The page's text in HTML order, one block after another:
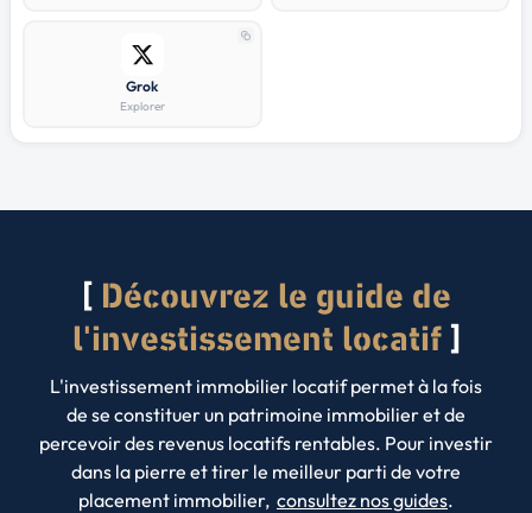
Grok
Explorer
Découvrez le guide de
l'investissement locatif
L'investissement immobilier locatif permet à la fois
de se constituer un patrimoine immobilier et de
percevoir des revenus locatifs rentables. Pour investir
dans la pierre et tirer le meilleur parti de votre
placement immobilier, consultez nos guides.